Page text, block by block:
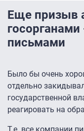
Еще призыв
письмами
Было бы очень
отдельно
государственной
реагировать на